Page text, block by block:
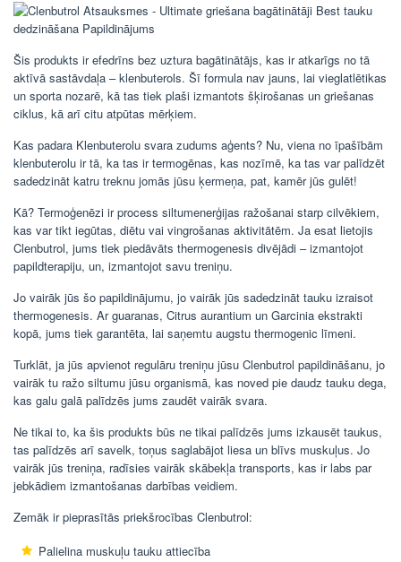
Šis produkts ir efedrīns bez uztura bagātinātājs, kas ir atkarīgs no tā
aktīvā sastāvdaļa – klenbuterols. Šī formula nav jauns, lai vieglatlētikas
un sporta nozarē, kā tas tiek plaši izmantots šķirošanas un griešanas
ciklus, kā arī citu atpūtas mērķiem.
Kas padara Klenbuterolu svara zudums aģents? Nu, viena no īpašībām
klenbuterolu ir tā, ka tas ir termogēnas, kas nozīmē, ka tas var palīdzēt
sadedzināt katru treknu jomās jūsu ķermeņa, pat, kamēr jūs gulēt!
Kā? Termoģenēzi ir process siltumenerģijas ražošanai starp cilvēkiem,
kas var tikt iegūtas, diētu vai vingrošanas aktivitātēm. Ja esat lietojis
Clenbutrol, jums tiek piedāvāts thermogenesis divējādi – izmantojot
papildterapiju, un, izmantojot savu treniņu.
Jo vairāk jūs šo papildinājumu, jo vairāk jūs sadedzināt tauku izraisot
thermogenesis. Ar guaranas, Citrus aurantium un Garcinia ekstrakti
kopā, jums tiek garantēta, lai saņemtu augstu thermogenic līmeni.
Turklāt, ja jūs apvienot regulāru treniņu jūsu Clenbutrol papildināšanu, jo
vairāk tu ražo siltumu jūsu organismā, kas noved pie daudz tauku dega,
kas galu galā palīdzēs jums zaudēt vairāk svara.
Ne tikai to, ka šis produkts būs ne tikai palīdzēs jums izkausēt taukus,
tas palīdzēs arī savelk, toņus saglabājot liesa un blīvs muskuļus. Jo
vairāk jūs treniņa, radīsies vairāk skābekļa transports, kas ir labs par
jebkādiem izmantošanas darbības veidiem.
Zemāk ir pieprasītās priekšrocības Clenbutrol:
Palielina muskuļu tauku attiecība